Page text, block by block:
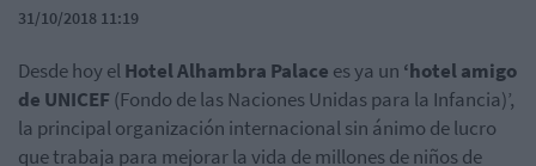
31/10/2018 11:19
Desde hoy elHotel Alhambra Palace es ya un ‘hotel amigo
de UNICEF (Fondo de las Naciones Unidas para la Infancia)’,
la principal organización internacional sin ánimo de lucro
que trabaja para mejorar la vida de millones de niños de